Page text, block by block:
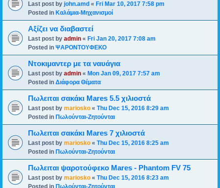
Last post by john.amd « Fri Mar 10, 2017 7:58 pm
Posted in Καλάμια-Mηχανισμoί
Αξίζει να διαβαστεί
Last post by admin « Fri Jan 20, 2017 7:08 am
Posted in ΨΑΡΟΝΤΟΥΦΕΚΟ
Ντοκιμαντερ με τα ναυάγια
Last post by admin « Mon Jan 09, 2017 7:57 am
Posted in Διάφορα Θέματα
Πωλειται σακάκι Mares 5.5 χιλιοστά
Last post by mariosko « Thu Dec 15, 2016 8:29 am
Posted in Πωλούνται-Ζητούνται
Πωλειται σακάκι Mares 7 χιλιοστά
Last post by mariosko « Thu Dec 15, 2016 8:25 am
Posted in Πωλούνται-Ζητούνται
Πωλειται ψαροτούφεκο Mares - Phantom FV 75
Last post by mariosko « Thu Dec 15, 2016 8:23 am
Posted in Πωλούνται-Ζητούνται